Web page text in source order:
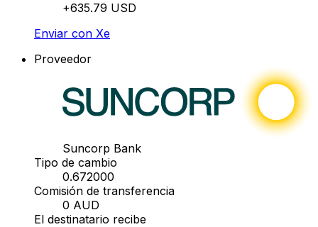
+635.79 USD
Enviar con Xe
Proveedor
Suncorp Bank
Tipo de cambio
0.672000
Comisión de transferencia
0 AUD
El destinatario recibe